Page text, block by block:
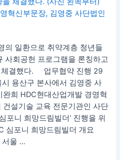
의 일환으로 취약계층 청년들
사회공헌 프로그램을 론칭하고
체결했다. 업무협약 진행 29
용산구 본사에서 김영중 사
희 HDC현대산업개발 경영혁
설기술 교육 전문기관인 사단
포니 희망드림빌더‘ 진행을 위
심포니 희망드림빌더 개요
서울 …